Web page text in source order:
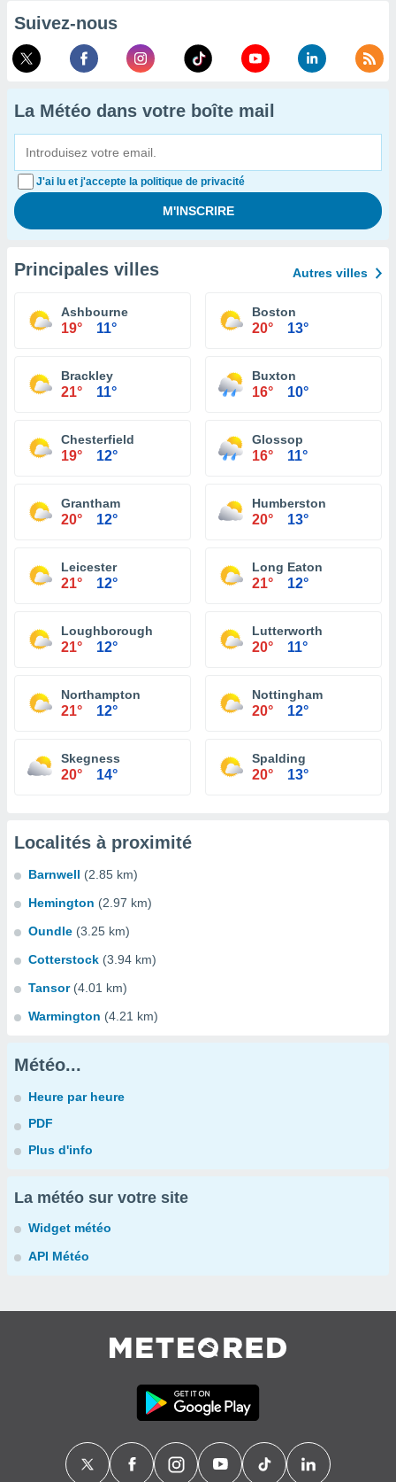
Suivez-nous
La Météo dans votre boîte mail
J'ai lu et j'accepte la politique de privacité
Principales villes Autres villes
Ashbourne
19° 11°
Boston
20° 13°
Brackley
21° 11°
Buxton
16° 10°
Chesterfield
19° 12°
Glossop
16° 11°
Grantham
20° 12°
Humberston
20° 13°
Leicester
21° 12°
Long Eaton
21° 12°
Loughborough
21° 12°
Lutterworth
20° 11°
Northampton
21° 12°
Nottingham
20° 12°
Skegness
20° 14°
Spalding
20° 13°
Localités à proximité
Barnwell (2.85 km)
Hemington (2.97 km)
Oundle (3.25 km)
Cotterstock (3.94 km)
Tansor (4.01 km)
Warmington (4.21 km)
Météo...
Heure par heure
PDF
Plus d'info
La météo sur votre site
Widget météo
API Météo